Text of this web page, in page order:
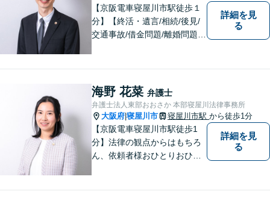
【京阪電車寝屋川市駅徒歩１
分】【終活・遺言/相続/後見/
交通事故/借金問題/離婚問題等
ションを大切にして、さまざ
まな問題の解決に向けてサポ
ートさせていただきます。
詳細を見
る
海野 花菜 弁護士
弁護士法人東部おおさか 本部寝屋川法律事務所
大阪府 寝屋川市 寝屋川市駅 から徒歩1分
【京阪電車寝屋川市駅徒歩1
分】法律の観点からはもちろ
ん、依頼者様おひとりおひと
詳細を見
る